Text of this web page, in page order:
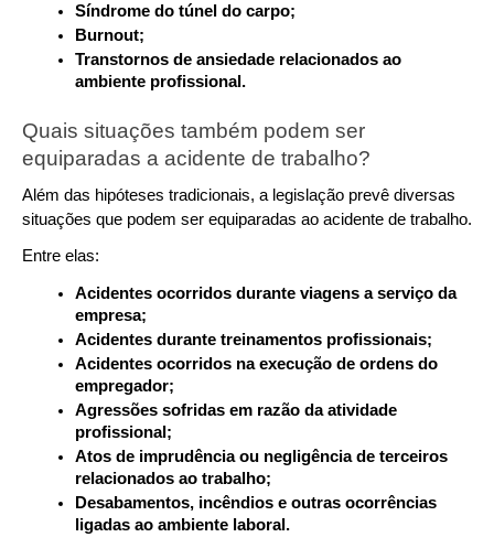
Síndrome do túnel do carpo;
Burnout;
Transtornos de ansiedade relacionados ao
ambiente profissional.
Quais situações também podem ser
equiparadas a acidente de trabalho?
Além das hipóteses tradicionais, a legislação prevê diversas
situações que podem ser equiparadas ao acidente de trabalho.
Entre elas:
Acidentes ocorridos durante viagens a serviço da
empresa;
Acidentes durante treinamentos profissionais;
Acidentes ocorridos na execução de ordens do
empregador;
Agressões sofridas em razão da atividade
profissional;
Atos de imprudência ou negligência de terceiros
relacionados ao trabalho;
Desabamentos, incêndios e outras ocorrências
ligadas ao ambiente laboral.